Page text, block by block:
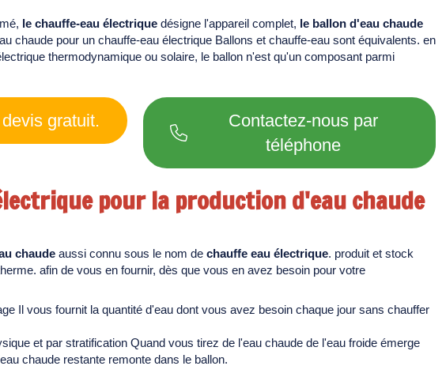
le chauffe-eau électrique désigne l'appareil complet, le ballon d'eau chaude
chaude pour un chauffe-eau électrique Ballons et chauffe-eau sont équivalents. en
thermodynamique ou solaire, le ballon n'est qu'un composant parmi
gratuit.
Contactez-nous par
téléphone
pour la production d'eau chaude
chaude aussi connu sous le nom de chauffe eau électrique. produit et stock
afin de vous en fournir, dès que vous en avez besoin pour votre
Il vous fournit la quantité d'eau dont vous avez besoin chaque jour sans chauffer
et par stratification Quand vous tirez de l'eau chaude de l'eau froide émerge
chaude restante remonte dans le ballon.